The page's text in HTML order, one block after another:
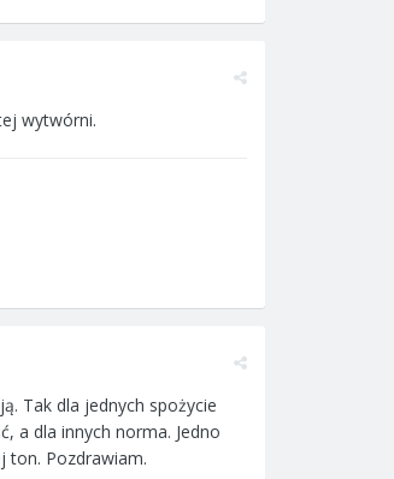
wytwórni.
Tak dla jednych spożycie
a dla innych norma. Jedno
ton. Pozdrawiam.